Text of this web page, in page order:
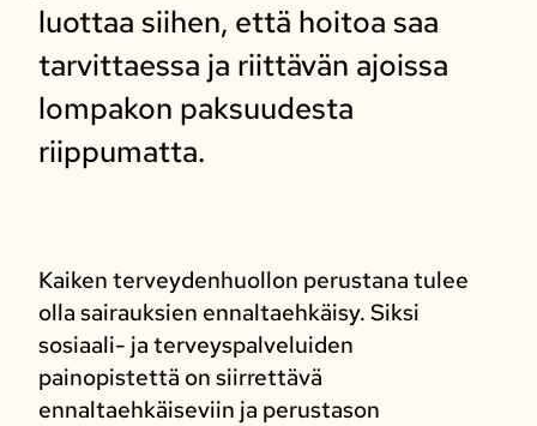
luottaa siihen, että hoitoa saa
tarvittaessa ja riittävän ajoissa
lompakon paksuudesta
riippumatta.
Kaiken terveydenhuollon perustana tulee
olla sairauksien ennaltaehkäisy. Siksi
sosiaali- ja terveyspalveluiden
painopistettä on siirrettävä
ennaltaehkäiseviin ja perustason